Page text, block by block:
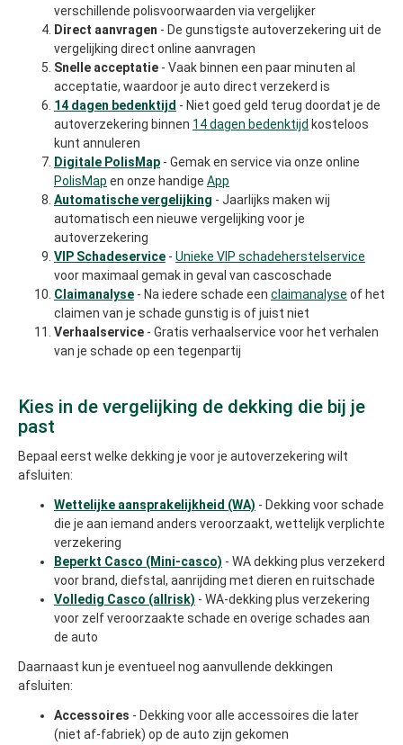
verschillende polisvoorwaarden via vergelijker
Direct aanvragen - De gunstigste autoverzekering uit de
vergelijking direct online aanvragen
Snelle acceptatie - Vaak binnen een paar minuten al
acceptatie, waardoor je auto direct verzekerd is
14 dagen bedenktijd - Niet goed geld terug doordat je de
autoverzekering binnen 14 dagen bedenktijd kosteloos
kunt annuleren
Digitale PolisMap - Gemak en service via onze online
PolisMap en onze handige App
Automatische vergelijking - Jaarlijks maken wij
automatisch een nieuwe vergelijking voor je
autoverzekering
VIP Schadeservice - Unieke VIP schadeherstelservice
voor maximaal gemak in geval van cascoschade
Claimanalyse - Na iedere schade een claimanalyse of het
claimen van je schade gunstig is of juist niet
Verhaalservice - Gratis verhaalservice voor het verhalen
van je schade op een tegenpartij
Kies in de vergelijking de dekking die bij je
past
Bepaal eerst welke dekking je voor je autoverzekering wilt
afsluiten:
Wettelijke aansprakelijkheid (WA) - Dekking voor schade
die je aan iemand anders veroorzaakt, wettelijk verplichte
verzekering
Beperkt Casco (Mini-casco) - WA dekking plus verzekerd
voor brand, diefstal, aanrijding met dieren en ruitschade
Volledig Casco (allrisk) - WA-dekking plus verzekering
voor zelf veroorzaakte schade en overige schades aan
de auto
Daarnaast kun je eventueel nog aanvullende dekkingen
afsluiten:
Accessoires - Dekking voor alle accessoires die later
(niet af-fabriek) op de auto zijn gekomen